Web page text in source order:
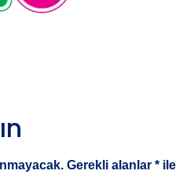
Gerekli alanlar * ile